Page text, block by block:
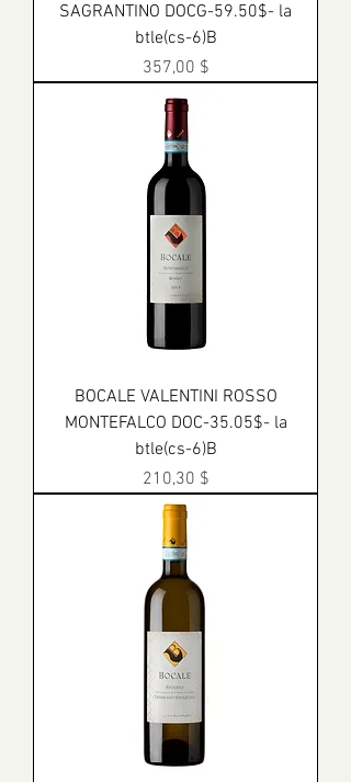
SAGRANTINO DOCG-59.50$- la
btle(cs-6)B
Prix
357,00 $
BOCALE VALENTINI ROSSO
MONTEFALCO DOC-35.05$- la
btle(cs-6)B
Prix
210,30 $